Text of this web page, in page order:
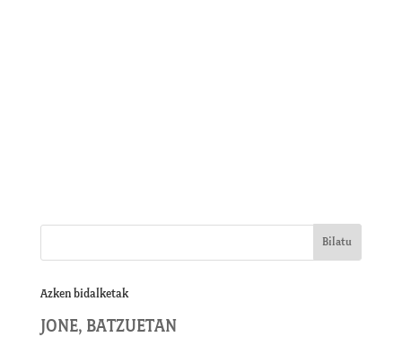
Azken bidalketak
JONE, BATZUETAN